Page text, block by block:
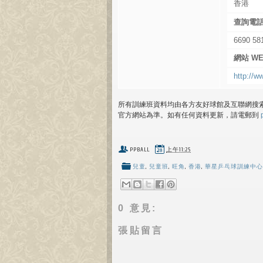
香港
查詢電
6690
網站
http://
所有訓練班資料均由各方友好球館及互聯網
官方網站為準。如有任何資料更新，請電郵到
PPBALL 上午11:25
兒童, 兒童班,旺角,香港, 華星乒乓球訓練中心
0 意見:
張貼留言